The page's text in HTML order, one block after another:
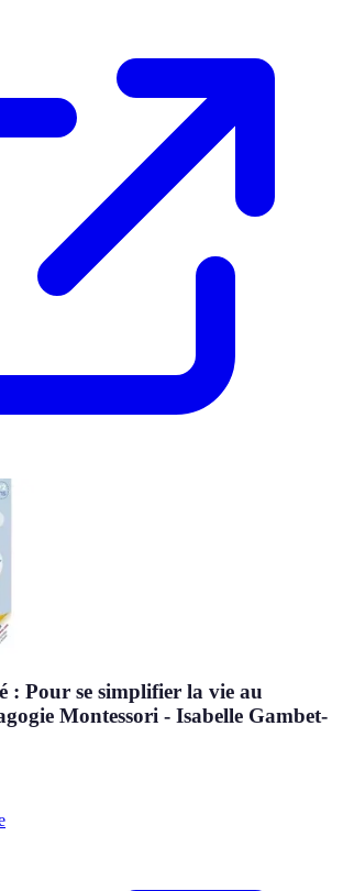
: Pour se simplifier la vie au
Montessori - Isabelle Gambet-